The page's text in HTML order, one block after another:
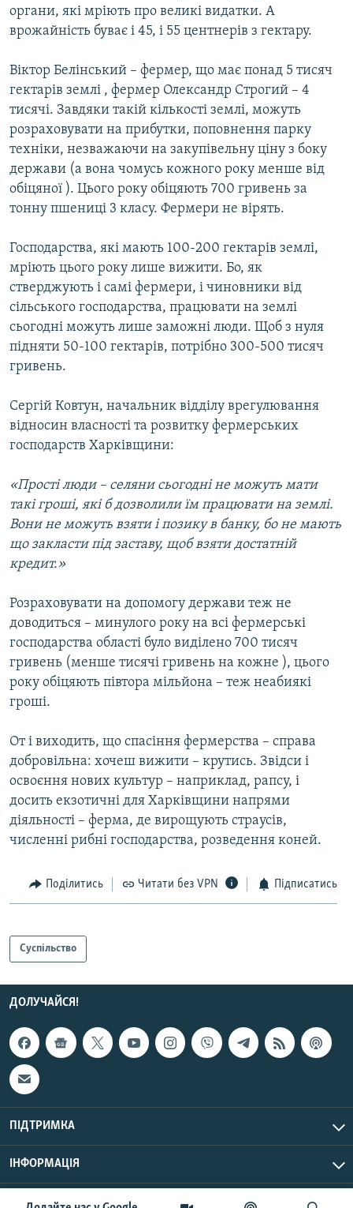
КТАТ
Усі сайти RFE/RL
органи, які мріють про великі видатки. А
врожайність буває і 45, і 55 центнерів з гектару.
Віктор Белінський – фермер, що має понад 5 тисяч
гектарів землі , фермер Олександр Строгий – 4
тисячі. Завдяки такій кількості землі, можуть
розраховувати на прибутки, поповнення парку
техніки, незважаючи на закупівельну ціну з боку
держави (а вона чомусь кожного року менше від
обіцяної ). Цього року обіцяють 700 гривень за
тонну пшениці 3 класу. Фермери не вірять.
Господарства, які мають 100-200 гектарів землі,
мріють цього року лише вижити. Бо, як
стверджують і самі фермери, і чиновники від
сільського господарства, працювати на землі
сьогодні можуть лише заможні люди. Щоб з нуля
підняти 50-100 гектарів, потрібно 300-500 тисяч
гривень.
Сергій Ковтун, начальник відділу врегулювання
відносин власності та розвитку фермерських
господарств Харківщини:
«Прості люди – селяни сьогодні не можуть мати
такі гроші, які б дозволили їм працювати на землі.
Вони не можуть взяти і позику в банку, бо не мають
що закласти під заставу, щоб взяти достатній
кредит.»
Розраховувати на допомогу держави теж не
доводиться – минулого року на всі фермерські
господарства області було виділено 700 тисяч
гривень (менше тисячі гривень на кожне ), цього
року обіцяють півтора мільйона – теж неабиякі
гроші.
От і виходить, що спасіння фермерства – справа
добровільна: хочеш вижити – крутись. Звідси і
освоєння нових культур – наприклад, рапсу, і
досить екзотичні для Харківщини напрями
діяльності – ферма, де вирощують страусів,
численні рибні господарства, розведення коней.
Поділитись Читати без VPN Підписатись
Суспільство
ДОЛУЧАЙСЯ!
ПІДТРИМКА
ІНФОРМАЦІЯ
© Радіо Свобода, 2026 | Усі права застережено.
UTC+3